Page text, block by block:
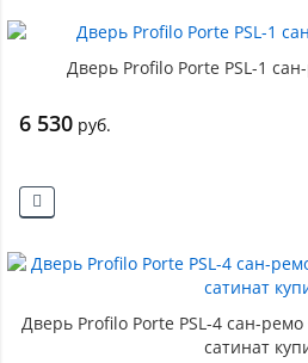
Дверь Profilo Porte PSL-1
6 530 руб.
Дверь Profilo Porte PSL-4 сан-
сатинат